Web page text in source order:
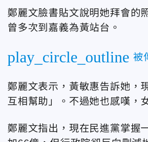
鄭麗文臉書貼文說明她拜會的
曾多次到嘉義為黃站台。
play_circle_outline 被
鄭麗文表示，黃敏惠告訴她，
互相幫助」。不過她也感嘆，
鄭麗文指出，現在民進黨掌握